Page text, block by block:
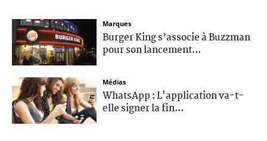
Marques
Burger King s’associe à Buzzman
pour son lancement...
Médias
WhatsApp : L'application va-t-
elle signer la fin...